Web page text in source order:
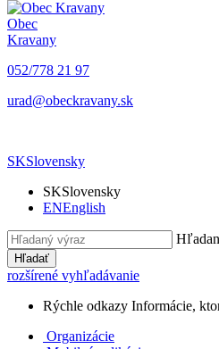
Obec
Kravany
052/778 21 97
urad@obeckravany.sk
SKSlovensky
SKSlovensky
ENEnglish
Hľadať
rozšírené vyhľadávanie
Rýchle odkazy Informácie,
Organizácie